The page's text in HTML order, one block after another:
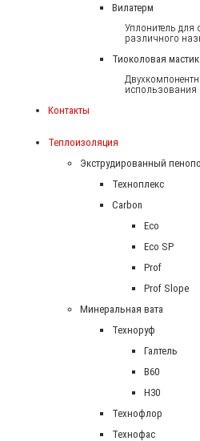
Вилатерм
Уплонитель для
различного
Тиоколовая
использования
Контакты
Теплоизоляция
Экструдированный
Техноплекс
Carbon
Eco
Eco SP
Prof
Prof Slope
Минеральная вата
Техноруф
Галтель
В60
Н30
Технофлор
Технофас